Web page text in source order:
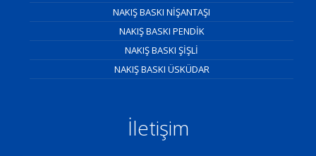
NAKIŞ BASKI NİŞANTAŞI
NAKIŞ BASKI PENDİK
NAKIŞ BASKI ŞİŞLİ
NAKIŞ BASKI ÜSKÜDAR
İletişim